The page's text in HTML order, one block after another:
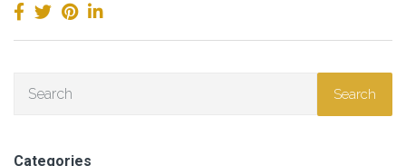
Search
Categories